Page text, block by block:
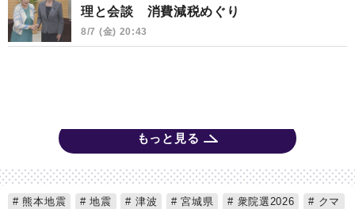
理と会談 消費減税めぐり
8/7 (金) 20:43
もっと見る
熊本地震 地震 津波 宮城県 衆院選2026
クマ